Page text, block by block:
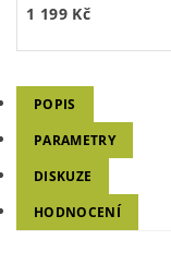
1 199 Kč
POPIS
PARAMETRY
DISKUZE
HODNOCENÍ